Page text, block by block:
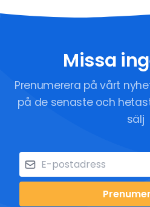
Missa
Prenumerera på vårt
på de senaste och
sälj